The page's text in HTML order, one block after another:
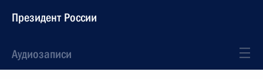
Президент России
Аудиозаписи